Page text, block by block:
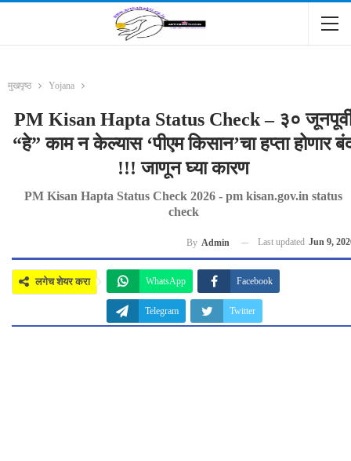
मुखपृष्ठ Yojana
PM Kisan Hapta Status Check – ३०
“हे” काम न केल्यास ‘पीएम किसान’चा हप्ता होणार
!!! जाणून घ्या कारण
PM Kisan Hapta Status Check 2026 - pm kisan.gov.in status
check
By Admin Last updated Jun 9,
लगेच शेयर करा WhatsApp Facebook
Telegram Twitter